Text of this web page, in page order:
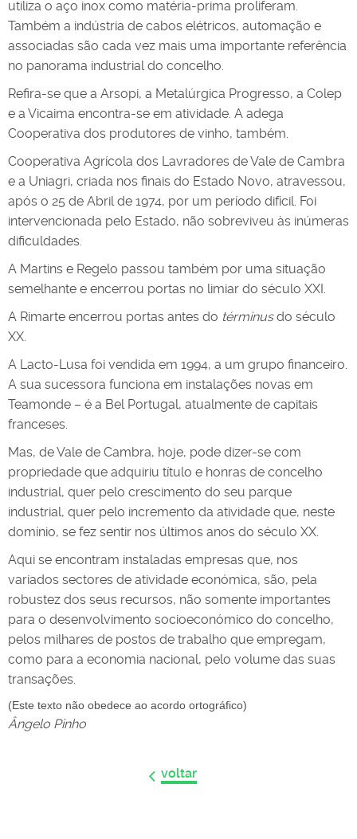
utiliza o aço inox como matéria-prima proliferam.
Também a indústria de cabos elétricos, automação e
associadas são cada vez mais uma importante referência
no panorama industrial do concelho.
Refira-se que a Arsopi, a Metalúrgica Progresso, a Colep
e a Vicaima encontra-se em atividade. A adega
Cooperativa dos produtores de vinho, também.
Cooperativa Agrícola dos Lavradores de Vale de Cambra
e a Uniagri, criada nos finais do Estado Novo, atravessou,
após o 25 de Abril de 1974, por um período difícil. Foi
intervencionada pelo Estado, não sobreviveu às inúmeras
dificuldades.
A Martins e Regelo passou também por uma situação
semelhante e encerrou portas no limiar do século XXI.
A Rimarte encerrou portas antes do términusdo século
XX.
A Lacto-Lusa foi vendida em 1994, a um grupo financeiro.
A sua sucessora funciona em instalações novas em
Teamonde – é a Bel Portugal, atualmente de capitais
franceses.
Mas, de Vale de Cambra, hoje, pode dizer-se com
propriedade que adquiriu título e honras de concelho
industrial, quer pelo crescimento do seu parque
industrial, quer pelo incremento da atividade que, neste
domínio, se fez sentir nos últimos anos do século XX.
Aqui se encontram instaladas empresas que, nos
variados sectores de atividade económica, são, pela
robustez dos seus recursos, não somente importantes
para o desenvolvimento socioeconómico do concelho,
pelos milhares de postos de trabalho que empregam,
como para a economia nacional, pelo volume das suas
transações.
(Este texto não obedece ao acordo ortográfico)
Ângelo Pinho
voltar